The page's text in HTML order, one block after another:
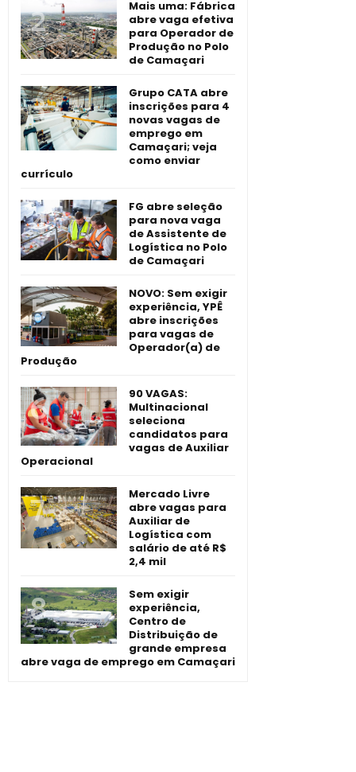
Mais uma: Fábrica
abre vaga efetiva
para Operador de
Produção no Polo
de Camaçari
Grupo CATA abre
inscrições para 4
novas vagas de
emprego em
Camaçari; veja
como enviar
currículo
FG abre seleção
para nova vaga
de Assistente de
Logística no Polo
de Camaçari
NOVO: Sem exigir
experiência, YPÊ
abre inscrições
para vagas de
Operador(a) de
Produção
90 VAGAS:
Multinacional
seleciona
candidatos para
vagas de Auxiliar
Operacional
Mercado Livre
abre vagas para
Auxiliar de
Logística com
salário de até R$
2,4 mil
Sem exigir
experiência,
Centro de
Distribuição de
grande empresa
abre vaga de emprego em Camaçari